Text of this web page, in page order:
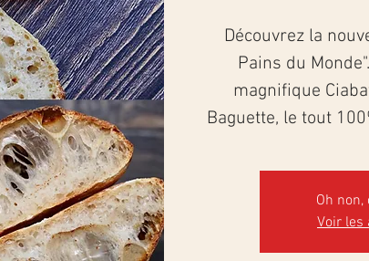
Découvrez la
Pains du
magnifique
Baguette, le tout
Oh
Voir les